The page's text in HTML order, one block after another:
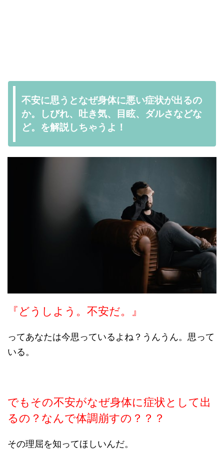
不安に思うとなぜ身体に悪い症状が出るの
か。しびれ、吐き気、目眩、ダルさなどな
ど。を解説しちゃうよ！
『どうしよう。不安だ。』
ってあなたは今思っているよね？うんうん。思って
いる。
でもその不安がなぜ身体に症状として出
るの？なんで体調崩すの？？？
その理屈を知ってほしいんだ。